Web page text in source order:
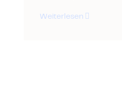
Weiterlesen